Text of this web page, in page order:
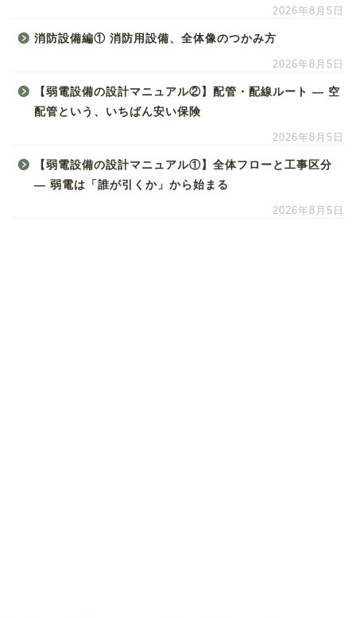
2026年8月5日
消防設備編① 消防用設備、全体像のつかみ方
2026年8月5日
【弱電設備の設計マニュアル②】配管・配線ルート ― 空
配管という、いちばん安い保険
2026年8月5日
【弱電設備の設計マニュアル①】全体フローと工事区分
― 弱電は「誰が引くか」から始まる
2026年8月5日